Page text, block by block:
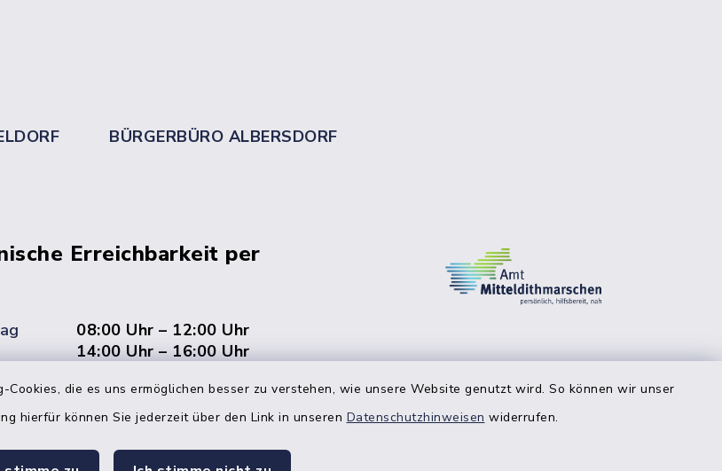
die es uns ermöglichen besser zu verstehen, wie unsere Website genutzt wird. So können wir unser
hierfür können Sie jederzeit über den Link in unseren Datenschutzhinweisen widerrufen.
BÜRGERBÜRO ALBERSDORF
Erreichbarkeit per
08:00 Uhr – 12:00 Uhr
14:00 Uhr – 16:00 Uhr
08:00 Uhr – 12:00 Uhr